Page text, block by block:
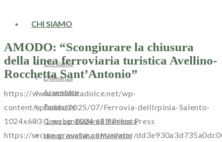
CHI SIAMO
Chi siamo
L’Alleanza
Assemblea
Portavoce
Come condividere il Manifesto
Hanno condiviso il Manifesto
AMODO: “Scongiurare la chiusura
della linea ferroviaria turistica Avellino-
Rocchetta Sant’Antonio”
https://www.mobilitadolce.net/wp-
content/uploads/2025/07/Ferrovia-dellIrpinia-Salento-
1024x683-1.webp 1024683PressPress
https://secure.gravatar.com/avatar/